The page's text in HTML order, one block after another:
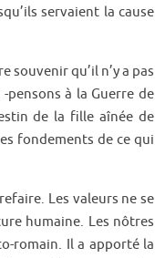
servaient la cause
souvenir qu’il n’y a pas
à la Guerre de
de la fille aînée de
fondements de ce qui
Les valeurs ne se
humaine. Les nôtres
romain. Il a apporté la